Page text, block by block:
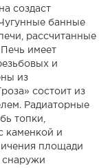
создаст
банные
рассчитанные
имеет
и
из
состоит из
Радиаторные
топки,
каменкой и
площади
снаружи